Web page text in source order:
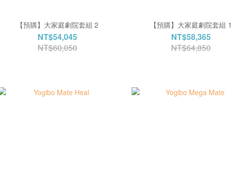
【預購】大家庭劇院套組 2
NT$54,045
NT$60,050
【預購】大家庭劇院套組 1
NT$58,365
NT$64,850